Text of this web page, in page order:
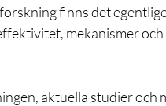
finns det
mekanismer och
aktuella studier och